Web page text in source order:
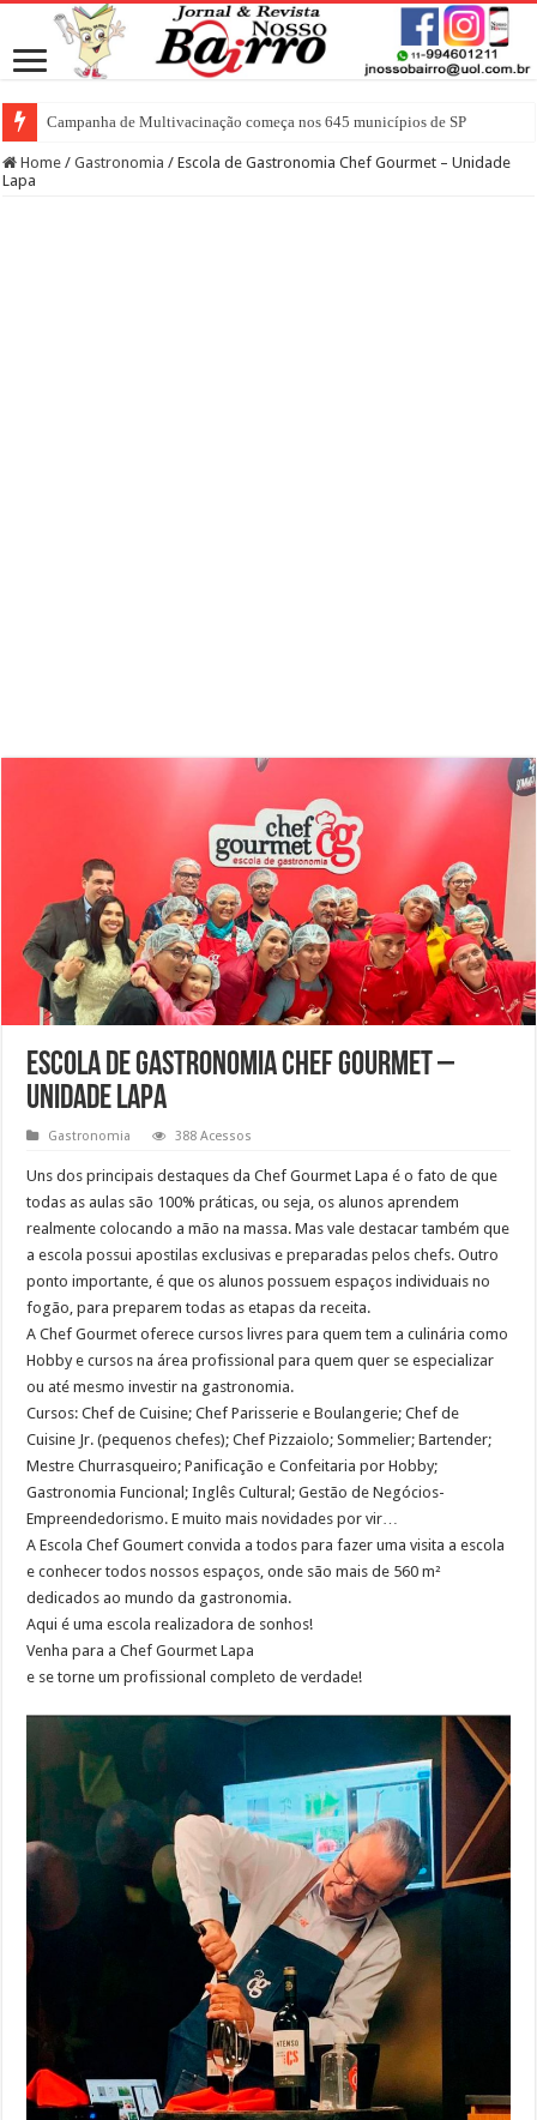
Campanha de Multivacinação começa nos 645 municípios de SP
Home / Gastronomia / Escola de Gastronomia Chef Gourmet – Unidade
Lapa
Escola de Gastronomia Chef Gourmet –
Unidade Lapa
Gastronomia 388 Acessos
Uns dos principais destaques da Chef Gourmet Lapa é o fato de que
todas as aulas são 100% práticas, ou seja, os alunos aprendem
realmente colocando a mão na massa. Mas vale destacar também que
a escola possui apostilas exclusivas e preparadas pelos chefs. Outro
ponto importante, é que os alunos possuem espaços individuais no
fogão, para preparem todas as etapas da receita.
A Chef Gourmet oferece cursos livres para quem tem a culinária como
Hobby e cursos na área profissional para quem quer se especializar
ou até mesmo investir na gastronomia.
Cursos: Chef de Cuisine; Chef Parisserie e Boulangerie; Chef de
Cuisine Jr. (pequenos chefes); Chef Pizzaiolo; Sommelier; Bartender;
Mestre Churrasqueiro; Panificação e Confeitaria por Hobby;
Gastronomia Funcional; Inglês Cultural; Gestão de Negócios-
Empreendedorismo. E muito mais novidades por vir…
A Escola Chef Goumert convida a todos para fazer uma visita a escola
e conhecer todos nossos espaços, onde são mais de 560 m²
dedicados ao mundo da gastronomia.
Aqui é uma escola realizadora de sonhos!
Venha para a Chef Gourmet Lapa
e se torne um profissional completo de verdade!